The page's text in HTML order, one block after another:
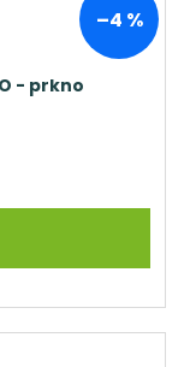
–4 %
- prkno